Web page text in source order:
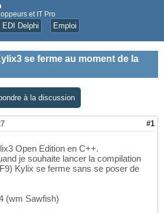
et IT Pro
EDI Delphi Emploi
se ferme au moment de la
à la discussion
#1
Open Edition en C++.
je souhaite lancer la compilation
Kylix se ferme sans se poser de
(wm Sawfish)